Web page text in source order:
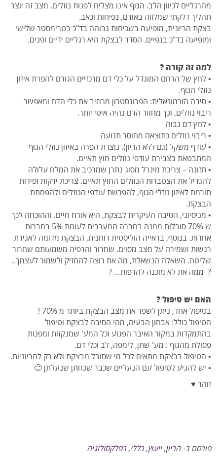
מהרגליים לכיוון הלב. הגוף אינו מצליח לפנות נוזלים. מצב זה יוצר
תהליך דלקתי שמלווה באודם, נפיחות וכאב.
בצקת הריונית, מופיעה בשכיחות גבוהה בד"כ בטרימסטר שלישי
ומופיעה בד"כ בגפיים. הסדר לבצקת היא רגליים ידיים ופנים.
למה זה קורה ?
• לחץ של הרחם המוגדל על כלי דם מרכזיים הגורם להפרת איזון
נוזלי הגוף.
• סיבה הורמונאלית: הפרוגסטרון מרחיב את כלי הדם ומאפשר
ריבוי נוזלים, וכך מחזור הדם נהיה איטי יותר.
• לחץ דם גבוה
• ריבוי נוזלים כתוצאה מחוסר תנועה
• עודף משקל (גם ללא הריון). נוצרת הפרה באיזון נוזלי הגוף
המתבטאת בצבירת עודפי נוזלים חוץ תאיים.
• תזונה – צריכת מינרל מסוג נתרן שמרכיב את המלח עלולה
להגדיל את הצטברות הנוזלים החוץ תאיים. צריכת ירקות ופירות
תורמת לאיזון נוזלי הגוף, להפרשת עודפי הנוזלים ולהפחתת
הבצקת.
• מניסיוני, הסיבה העיקרית לבצקת, היא אורח חיים. וההוכחה לכך
ש 70% סובלות ממנה בחברה המערבית לעומת 5% בחברות
אחרות. בנוסף, בראייה הוליסטית רוחנית, הבצקת מדומה לאגירת
רגשות ושמירה על מצב מסוים. שחרור והרפיה משמעותם שחרור
שליטה. השאלה הנשאלת, מה את רוצה להחזיק ולשמור לעצמך..
? ממה את לא מוכנה להרפות… ?
האם יש טיפול ?
בטיפול אחד, ניתן לשפר את מצב הבצקת ביותר מ 70% !
הטיפול כולל: אבחון הבעיה, מהי הסיבה לבצקת וטיפול
בהתמקדות במקור האיבר הפגוע וכל המע' שמנקזות ומפנות
פסולת מהגוף : מע' שתן, לימפה, לב וכלי דם.
• הטיפול בבצקת מתאים לכל מי שסובל מבצקת ולא רק להריוניות.
• יש להגיע לטיפול עם הנעליים שכבר שכחתן שנעלתן 🙂
זוהר ♥
פורסם ב-הריון,ייעוץ,כללי,רפלקסולוגיה